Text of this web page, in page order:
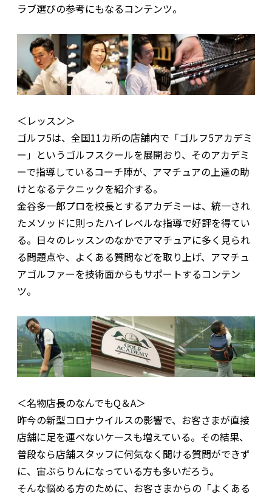
ラブ選びの参考にもなるコンテンツ。
＜レッスン＞
ゴルフ5は、全国11カ所の店舗内で「ゴルフ5アカデミ
ー」というゴルフスクールを展開おり、そのアカデミ
ーで指導しているコーチ陣が、アマチュアの上達の助
けとなるテクニックを紹介する。
金谷多一郎プロを校長とするアカデミーは、統一され
たメソッドに則ったハイレベルな指導で好評を得てい
る。日々のレッスンのなかでアマチュアに多く見られ
る問題点や、よくある質問などを取り上げ、アマチュ
アゴルファーを技術面からもサポートするコンテン
ツ。
＜名物店長のなんでもQ＆A＞
昨今の新型コロナウイルスの影響で、お客さまが直接
店舗に足を運べないケースも増えている。その結果、
普段なら店舗スタッフに何気なく聞ける質問ができず
に、宙ぶらりんになっている方も多いだろう。
そんな悩める方のために、お客さまからの「よくある